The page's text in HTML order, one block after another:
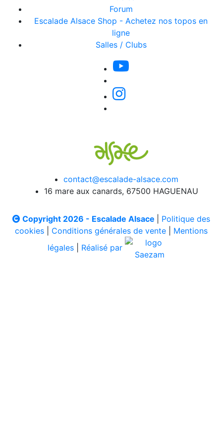
Forum
Escalade Alsace Shop - Achetez nos topos en
ligne
Salles / Clubs
contact@escalade-alsace.com
16 mare aux canards, 67500 HAGUENAU
Copyright 2026 - Escalade Alsace
Politique des
cookies| Conditions générales de vente| Mentions
légales
Réalisé par